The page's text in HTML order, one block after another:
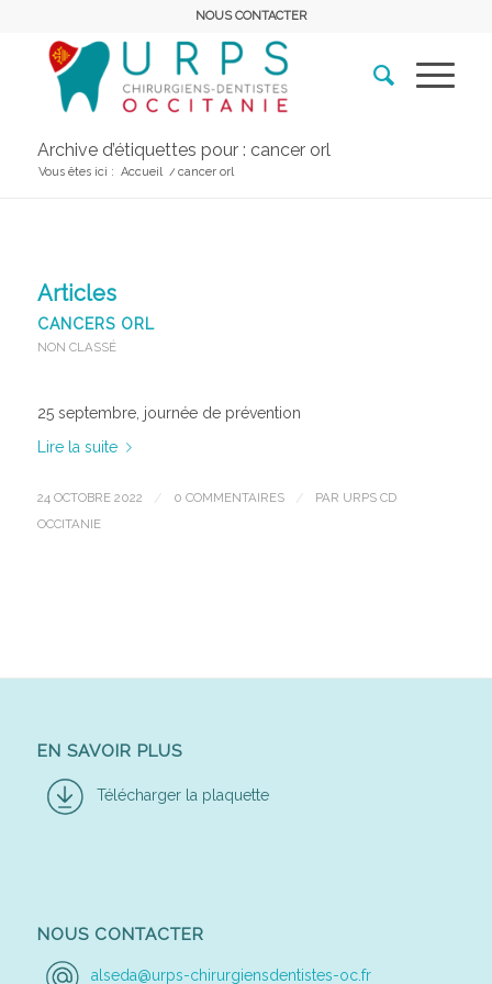
NOUS CONTACTER
Archive d’étiquettes pour : cancer orl
Vous êtes ici : Accueil / cancer orl
Articles
CANCERS ORL
NON CLASSÉ
25 septembre, journée de prévention
Lire la suite
24 OCTOBRE 2022 / 0 COMMENTAIRES / PAR URPS CD
OCCITANIE
EN SAVOIR PLUS
Télécharger la plaquette
NOUS CONTACTER
alseda@urps-chirurgiensdentistes-oc.fr